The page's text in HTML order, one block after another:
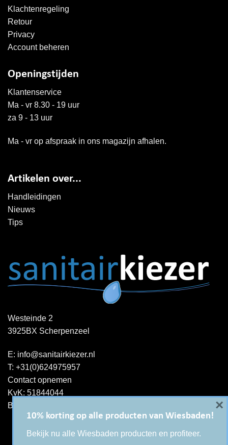
Klachtenregeling
Retour
Privacy
Account beheren
Openingstijden
Klantenservice
Ma - vr 8.30 - 19 uur
za 9 - 13 uur
Ma - vr op afspraak in ons magazijn afhalen.
Artikelen over...
Handleidingen
Nieuws
Tips
Westeinde 2
3925BX Scherpenzeel
E: info@sanitairkiezer.nl
T: +31(0)624975957
Contact opnemen
KvK: 51844044
BTW-ID : NL001344060B15
10% korting op alle producten van Wiesbaden!
Bekijk nu alle Wiesbaden producten en profiteer.
×